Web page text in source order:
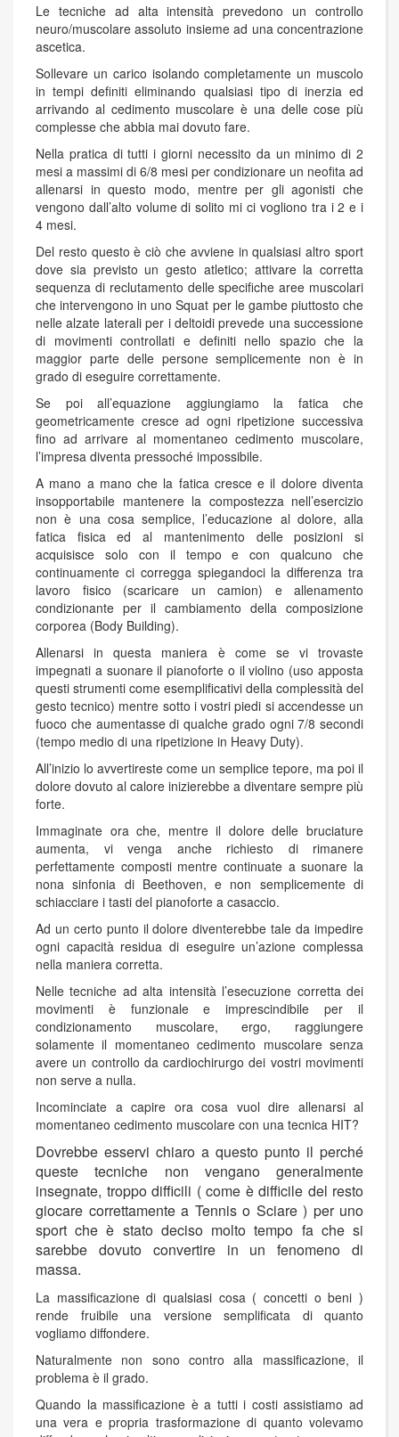
Le tecniche ad alta intensità prevedono un controllo
neuro/muscolare assoluto insieme ad una concentrazione
ascetica.
Sollevare un carico isolando completamente un muscolo
in tempi definiti eliminando qualsiasi tipo di inerzia ed
arrivando al cedimento muscolare è una delle cose più
complesse che abbia mai dovuto fare.
Nella pratica di tutti i giorni necessito da un minimo di 2
mesi a massimi di 6/8 mesi per condizionare un neofita ad
allenarsi in questo modo, mentre per gli agonisti che
vengono dall’alto volume di solito mi ci vogliono tra i 2 e i
4 mesi.
Del resto questo è ciò che avviene in qualsiasi altro sport
dove sia previsto un gesto atletico; attivare la corretta
sequenza di reclutamento delle specifiche aree muscolari
che intervengono in uno Squat per le gambe piuttosto che
nelle alzate laterali per i deltoidi prevede una successione
di movimenti controllati e definiti nello spazio che la
maggior parte delle persone semplicemente non è in
grado di eseguire correttamente.
Se poi all’equazione aggiungiamo la fatica che
geometricamente cresce ad ogni ripetizione successiva
fino ad arrivare al momentaneo cedimento muscolare,
l’impresa diventa pressoché impossibile.
A mano a mano che la fatica cresce e il dolore diventa
insopportabile mantenere la compostezza nell’esercizio
non è una cosa semplice, l’educazione al dolore, alla
fatica fisica ed al mantenimento delle posizioni si
acquisisce solo con il tempo e con qualcuno che
continuamente ci corregga spiegandoci la differenza tra
lavoro fisico (scaricare un camion) e allenamento
condizionante per il cambiamento della composizione
corporea (Body Building).
Allenarsi in questa maniera è come se vi trovaste
impegnati a suonare il pianoforte o il violino (uso apposta
questi strumenti come esemplificativi della complessità del
gesto tecnico) mentre sotto i vostri piedi si accendesse un
fuoco che aumentasse di qualche grado ogni 7/8 secondi
(tempo medio di una ripetizione in Heavy Duty).
All’inizio lo avvertireste come un semplice tepore, ma poi il
dolore dovuto al calore inizierebbe a diventare sempre più
forte.
Immaginate ora che, mentre il dolore delle bruciature
aumenta, vi venga anche richiesto di rimanere
perfettamente composti mentre continuate a suonare la
nona sinfonia di Beethoven, e non semplicemente di
schiacciare i tasti del pianoforte a casaccio.
Ad un certo punto il dolore diventerebbe tale da impedire
ogni capacità residua di eseguire un’azione complessa
nella maniera corretta.
Nelle tecniche ad alta intensità l’esecuzione corretta dei
movimenti è funzionale e imprescindibile per il
condizionamento muscolare, ergo, raggiungere
solamente il momentaneo cedimento muscolare senza
avere un controllo da cardiochirurgo dei vostri movimenti
non serve a nulla.
Incominciate a capire ora cosa vuol dire allenarsi al
momentaneo cedimento muscolare con una tecnica HIT?
Dovrebbe esservi chiaro a questo punto il perché
queste tecniche non vengano generalmente
insegnate, troppo difficili ( come è difficile del resto
giocare correttamente a Tennis o Sciare ) per uno
sport che è stato deciso molto tempo fa che si
sarebbe dovuto convertire in un fenomeno di
massa.
La massificazione di qualsiasi cosa ( concetti o beni )
rende fruibile una versione semplificata di quanto
vogliamo diffondere.
Naturalmente non sono contro alla massificazione, il
problema è il grado.
Quando la massificazione è a tutti i costi assistiamo ad
una vera e propria trasformazione di quanto volevamo